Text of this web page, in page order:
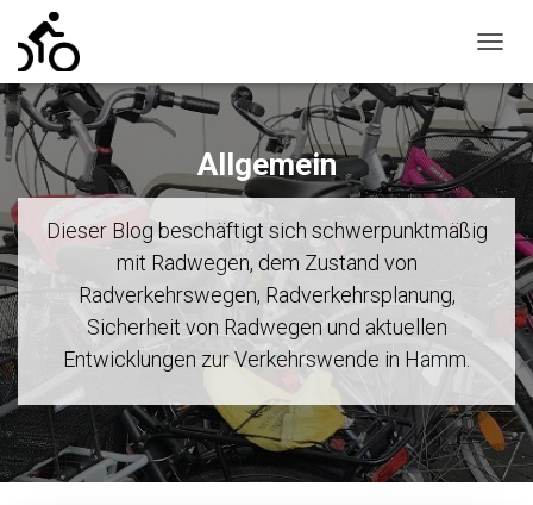
Allgemein
Dieser Blog beschäftigt sich schwerpunktmäßig
mit Radwegen, dem Zustand von
Radverkehrswegen, Radverkehrsplanung,
Sicherheit von Radwegen und aktuellen
Entwicklungen zur Verkehrswende in Hamm.